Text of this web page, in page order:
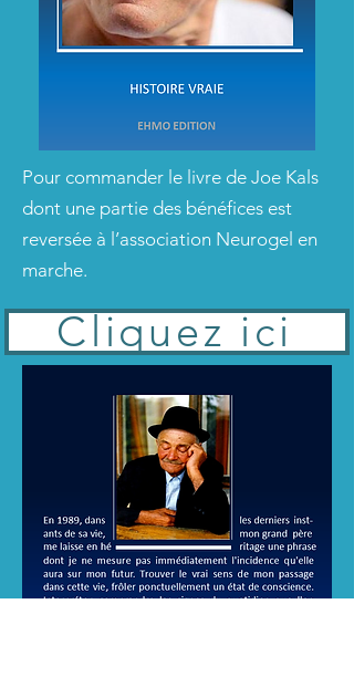
Pour commander le livre de Joe Kals
dont une partie des bénéfices est
reversée à l’association Neurogel en
marche.
Cliquez ici